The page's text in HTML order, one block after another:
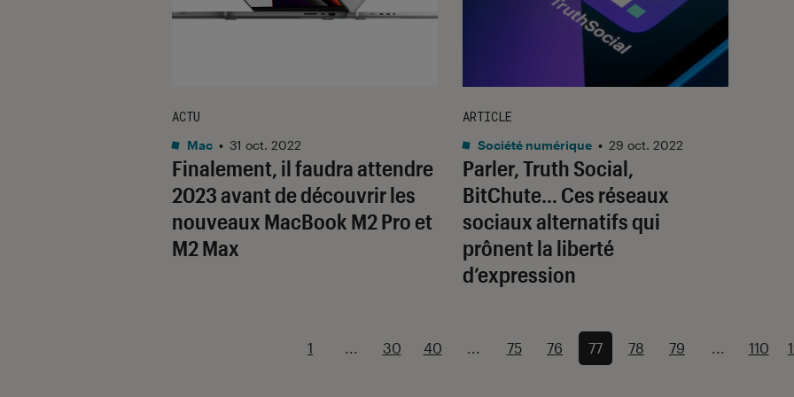
Finalement, il faudra attendre
2023 avant de découvrir les
nouveaux MacBook M2 Pro et
M2 Max
ACTU
Mac • 31 oct. 2022
Parler, Truth Social,
BitChute… Ces réseaux
sociaux alternatifs qui
prônent la liberté
d’expression
ARTICLE
Société numérique • 29 oct. 2022
1 ... 30 40 ... 75 76 77 78 79 ... 110